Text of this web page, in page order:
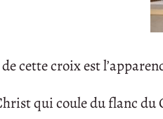
cette croix est
qui coule du flanc du